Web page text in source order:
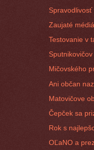
Zaujaté médiá
Testovanie v
Mičovského
Ani občan
Matovičove
Čepček sa
Rok s
OĽaNO a